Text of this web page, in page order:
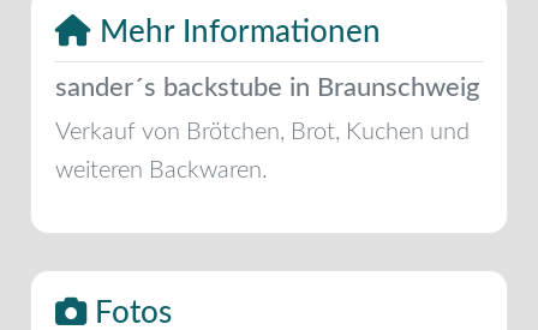
Mehr Informationen
sander´s backstube in Braunschweig
Verkauf von Brötchen, Brot, Kuchen und
weiteren Backwaren.
Fotos